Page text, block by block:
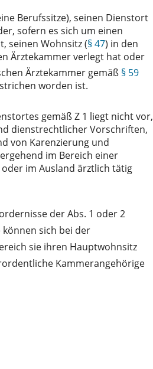
Berufssitze), seinen Dienstort
sofern es sich um einen
seinen Wohnsitz (§ 47) in den
Ärztekammer verlegt hat oder
Ärztekammer gemäß § 59
worden ist.
gemäß Z 1 liegt nicht vor,
dienstrechtlicher Vorschriften,
von Karenzierung und
im Bereich einer
im Ausland ärztlich tätig
der Abs. 1 oder 2
sich bei der
sie ihren Hauptwohnsitz
Kammerangehörige